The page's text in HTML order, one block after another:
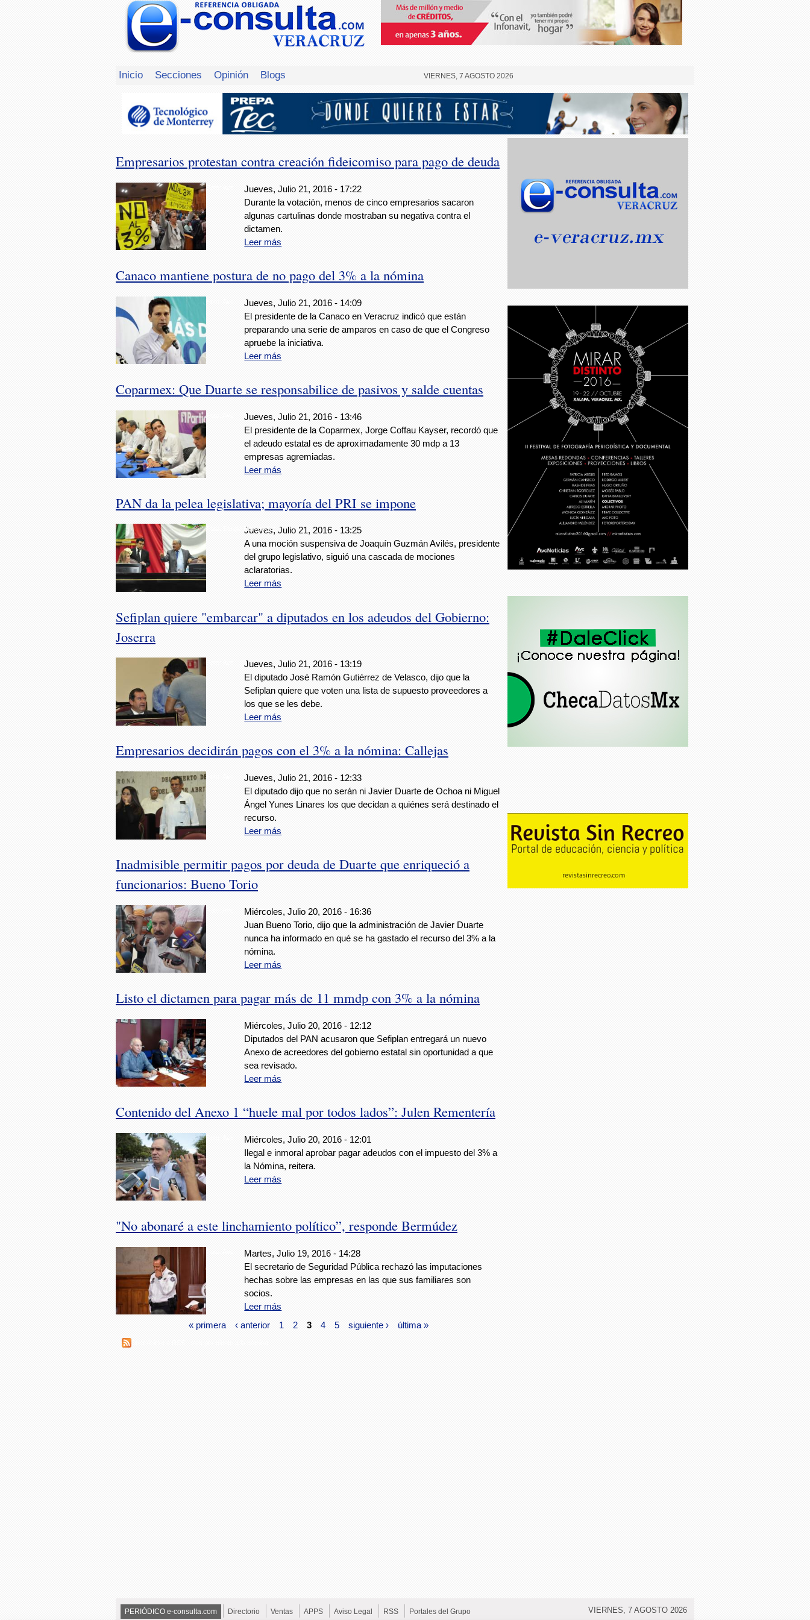
Inicio Secciones Opinión Blogs VIERNES, 7 AGOSTO 2026
Empresarios protestan contra creación fideicomiso para pago de deuda
Jueves, Julio 21, 2016 - 17:22
Durante la votación, menos de cinco empresarios sacaron
algunas cartulinas donde mostraban su negativa contra el
dictamen.
Leer más
Canaco mantiene postura de no pago del 3% a la nómina
Jueves, Julio 21, 2016 - 14:09
El presidente de la Canaco en Veracruz indicó que están
preparando una serie de amparos en caso de que el Congreso
apruebe la iniciativa.
Leer más
Coparmex: Que Duarte se responsabilice de pasivos y salde cuentas
Jueves, Julio 21, 2016 - 13:46
El presidente de la Coparmex, Jorge Coffau Kayser, recordó que
el adeudo estatal es de aproximadamente 30 mdp a 13
empresas agremiadas.
Leer más
PAN da la pelea legislativa; mayoría del PRI se impone
Foto: Sergio HernándezJueves, Julio 21, 2016 - 13:25
A una moción suspensiva de Joaquín Guzmán Avilés, presidente
del grupo legislativo, siguió una cascada de mociones
aclaratorias.
Leer más
Sefiplan quiere "embarcar" a diputados en los adeudos del Gobierno:
Joserra
Jueves, Julio 21, 2016 - 13:19
El diputado José Ramón Gutiérrez de Velasco, dijo que la
Sefiplan quiere que voten una lista de supuesto proveedores a
los que se les debe.
Leer más
Empresarios decidirán pagos con el 3% a la nómina: Callejas
Jueves, Julio 21, 2016 - 12:33
El diputado dijo que no serán ni Javier Duarte de Ochoa ni Miguel
Ángel Yunes Linares los que decidan a quiénes será destinado el
recurso.
Leer más
Inadmisible permitir pagos por deuda de Duarte que enriqueció a
funcionarios: Bueno Torio
Miércoles, Julio 20, 2016 - 16:36
Juan Bueno Torio, dijo que la administración de Javier Duarte
nunca ha informado en qué se ha gastado el recurso del 3% a la
nómina.
Leer más
Listo el dictamen para pagar más de 11 mmdp con 3% a la nómina
Miércoles, Julio 20, 2016 - 12:12
Diputados del PAN acusaron que Sefiplan entregará un nuevo
Anexo de acreedores del gobierno estatal sin oportunidad a que
sea revisado.
Leer más
Contenido del Anexo 1 “huele mal por todos lados”: Julen Rementería
Miércoles, Julio 20, 2016 - 12:01
Ilegal e inmoral aprobar pagar adeudos con el impuesto del 3% a
la Nómina, reitera.
Leer más
"No abonaré a este linchamiento político”, responde Bermúdez
Martes, Julio 19, 2016 - 14:28
El secretario de Seguridad Pública rechazó las imputaciones
hechas sobre las empresas en las que sus familiares son
socios.
Leer más
« primera
‹ anterior 1 2 3 4 5 siguiente › última »
PERIÓDICO e-consulta.com Directorio Ventas APPS Aviso Legal RSS Portales del Grupo VIERNES, 7 AGOSTO 2026